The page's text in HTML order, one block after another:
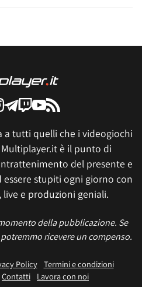
a tutti quelli che i videogiochi
è il punto di
del presente e
stupiti ogni giorno con
e produzioni geniali.
della pubblicazione. Se
ricevere un compenso.
Policy
Termini e condizioni
Contatti Lavora con noi